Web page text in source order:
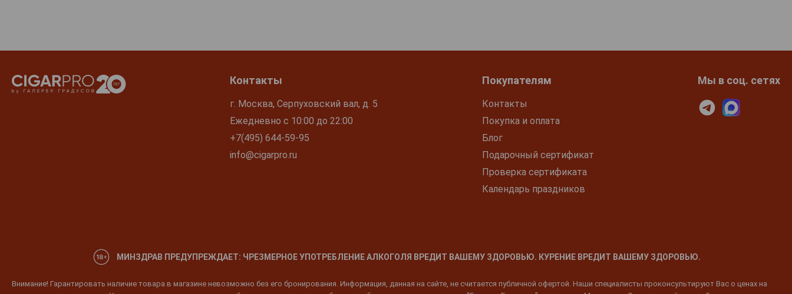
Контакты
г. Москва, Серпуховский вал, д. 5
Ежедневно с 10:00 до 22:00
+7(495) 644-59-95
info@cigarpro.ru
Покупателям
Контакты
Покупка и оплата
Блог
Подарочный сертификат
Проверка сертификата
Календарь праздников
Мы в соц. сетях
МИНЗДРАВ ПРЕДУПРЕЖДАЕТ: ЧРЕЗМЕРНОЕ УПОТРЕБЛЕНИЕ АЛКОГОЛЯ ВРЕДИТ ВАШЕМУ ЗДОРОВЬЮ. КУРЕНИЕ ВРЕДИТ ВАШЕМУ ЗДОРОВЬЮ.
Внимание! Гарантировать наличие товара в магазине невозможно без его бронирования. Информация, данная на сайте, не считается публичной офертой. Наши специалисты проконсультируют Вас о ценах на